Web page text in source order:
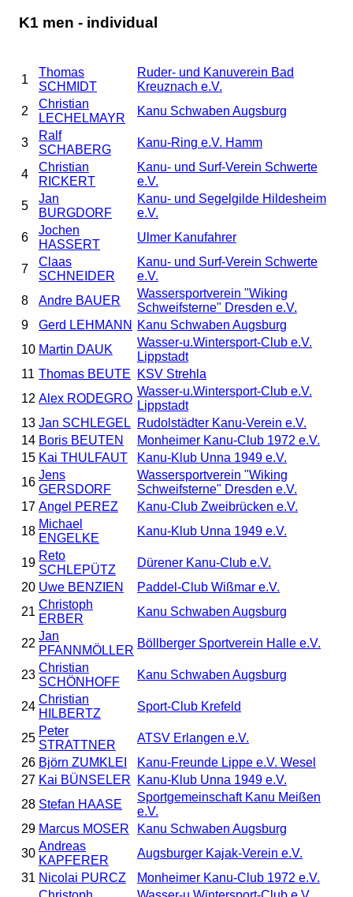
K1 men - individual
1
Thomas
SCHMIDT
Ruder- und Kanuverein Bad
Kreuznach e.V.
2
Christian
LECHELMAYR
Kanu Schwaben Augsburg
3
Ralf
SCHABERG
Kanu-Ring e.V. Hamm
4
Christian
RICKERT
Kanu- und Surf-Verein Schwerte
e.V.
5
Jan
BURGDORF
Kanu- und Segelgilde Hildesheim
e.V.
6
Jochen
HASSERT
Ulmer Kanufahrer
7
Claas
SCHNEIDER
Kanu- und Surf-Verein Schwerte
e.V.
8
Andre BAUER
Wassersportverein "Wiking
Schweifsterne" Dresden e.V.
9
Gerd LEHMANN
Kanu Schwaben Augsburg
10 Martin DAUK
Wasser-u.Wintersport-Club e.V.
Lippstadt
11 Thomas BEUTE
KSV Strehla
12 Alex RODEGRO
Wasser-u.Wintersport-Club e.V.
Lippstadt
13 Jan SCHLEGEL
Rudolstädter Kanu-Verein e.V.
14 Boris BEUTEN
Monheimer Kanu-Club 1972 e.V.
15 Kai THULFAUT
Kanu-Klub Unna 1949 e.V.
16
Jens
GERSDORF
Wassersportverein "Wiking
Schweifsterne" Dresden e.V.
17 Angel PEREZ
Kanu-Club Zweibrücken e.V.
18
Michael
ENGELKE
Kanu-Klub Unna 1949 e.V.
19
Reto
SCHLEPÜTZ
Dürener Kanu-Club e.V.
20 Uwe BENZIEN
Paddel-Club Wißmar e.V.
21
Christoph
ERBER
Kanu Schwaben Augsburg
22
Jan
PFANNMÖLLER
Böllberger Sportverein Halle e.V.
23
Christian
SCHÖNHOFF
Kanu Schwaben Augsburg
24
Christian
HILBERTZ
Sport-Club Krefeld
25
Peter
STRATTNER
ATSV Erlangen e.V.
26 Björn ZUMKLEI
Kanu-Freunde Lippe e.V. Wesel
27 Kai BÜNSELER
Kanu-Klub Unna 1949 e.V.
28 Stefan HAASE
Sportgemeinschaft Kanu Meißen
e.V.
29 Marcus MOSER
Kanu Schwaben Augsburg
30
Andreas
KAPFERER
Augsburger Kajak-Verein e.V.
31 Nicolai PURCZ
Monheimer Kanu-Club 1972 e.V.